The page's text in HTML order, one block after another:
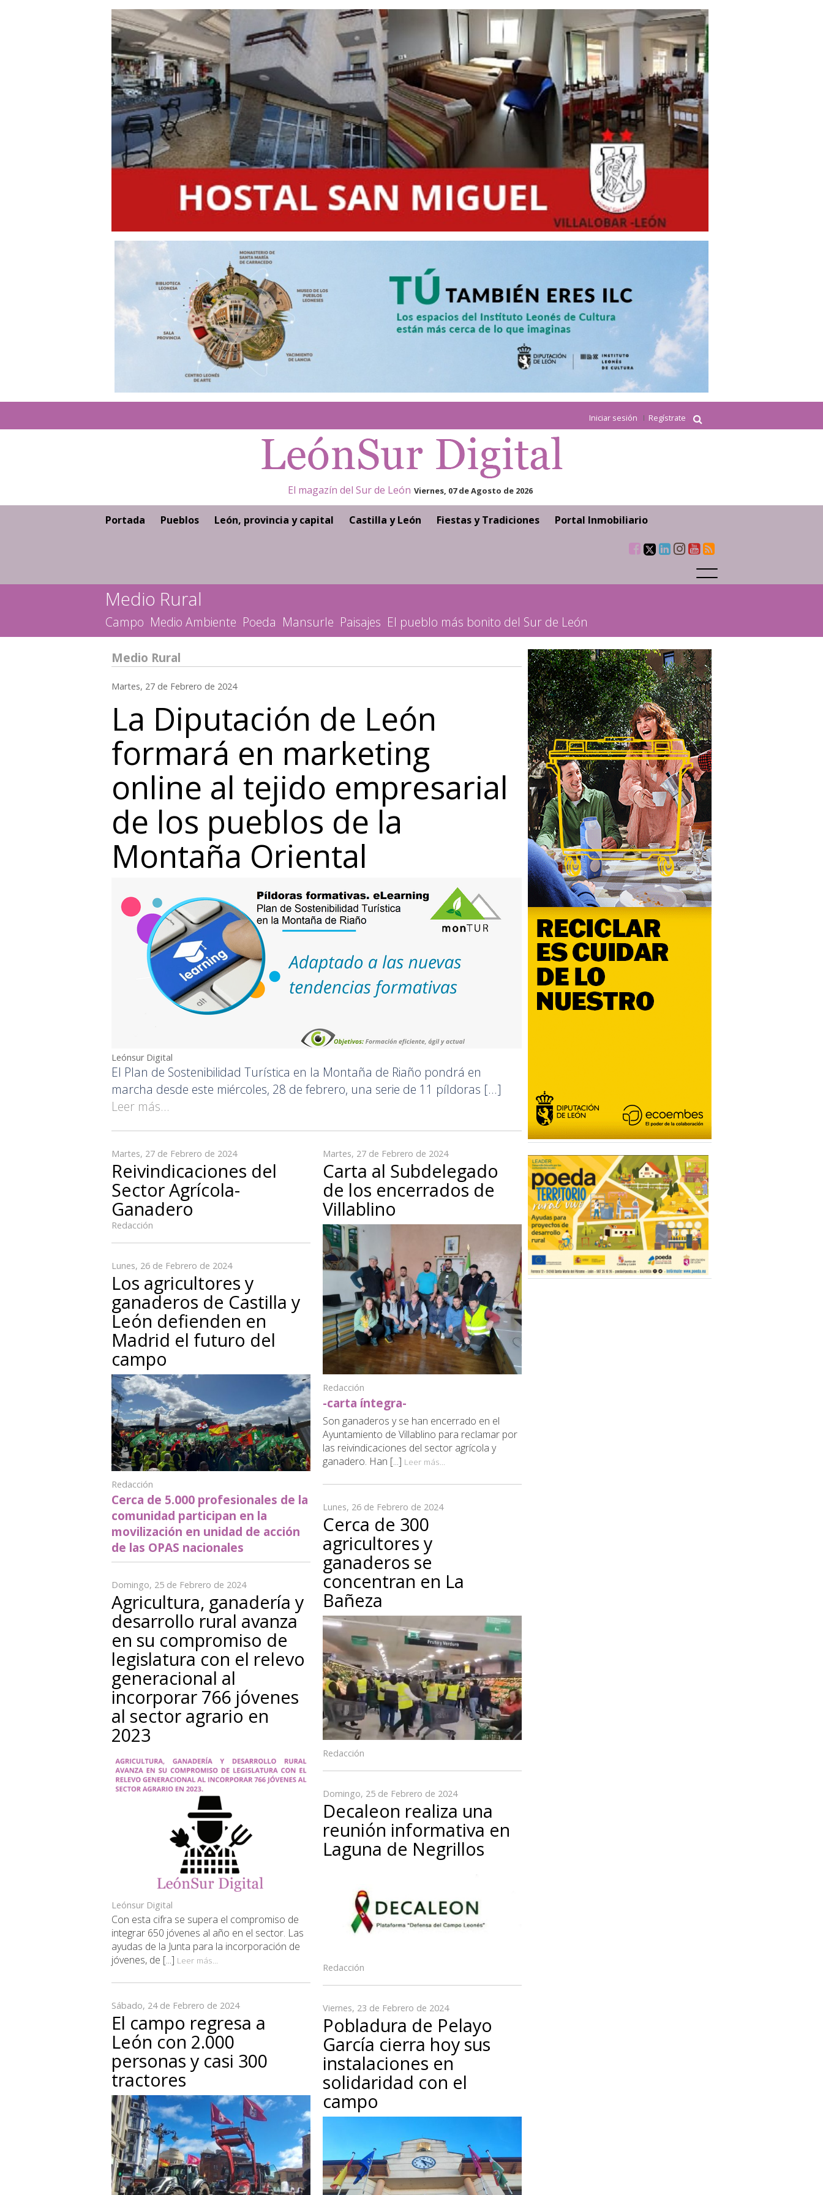
Iniciar sesión Regístrate
El magazín del Sur de León Viernes, 07 de Agosto de 2026
Portada Pueblos León, provincia y capital Castilla y León Fiestas y Tradiciones Portal Inmobiliario
Medio Rural
Campo Medio Ambiente Poeda Mansurle Paisajes El pueblo más bonito del Sur de León
Medio Rural
Martes, 27 de Febrero de 2024
La Diputación de León
formará en marketing
online al tejido empresarial
de los pueblos de la
Montaña Oriental
Leónsur Digital
El Plan de Sostenibilidad Turística en la Montaña de Riaño pondrá en
marcha desde este miércoles, 28 de febrero, una serie de 11 píldoras [...]
Leer más...
Martes, 27 de Febrero de 2024
Reivindicaciones del
Sector Agrícola-
Ganadero
Redacción
Lunes, 26 de Febrero de 2024
Los agricultores y
ganaderos de Castilla y
León defienden en
Madrid el futuro del
campo
Redacción
Cerca de 5.000 profesionales de la
comunidad participan en la
movilización en unidad de acción
de las OPAS nacionales
Domingo, 25 de Febrero de 2024
Agricultura, ganadería y
desarrollo rural avanza
en su compromiso de
legislatura con el relevo
generacional al
incorporar 766 jóvenes
al sector agrario en
2023
Leónsur Digital
Con esta cifra se supera el compromiso de
integrar 650 jóvenes al año en el sector. Las
ayudas de la Junta para la incorporación de
jóvenes, de [...] Leer más...
Sábado, 24 de Febrero de 2024
El campo regresa a
León con 2.000
personas y casi 300
tractores
Martes, 27 de Febrero de 2024
Carta al Subdelegado
de los encerrados de
Villablino
Redacción
-carta íntegra-
Son ganaderos y se han encerrado en el
Ayuntamiento de Villablino para reclamar por
las reivindicaciones del sector agrícola y
ganadero. Han [...] Leer más...
Lunes, 26 de Febrero de 2024
Cerca de 300
agricultores y
ganaderos se
concentran en La
Bañeza
Redacción
Domingo, 25 de Febrero de 2024
Decaleon realiza una
reunión informativa en
Laguna de Negrillos
Redacción
Viernes, 23 de Febrero de 2024
Pobladura de Pelayo
García cierra hoy sus
instalaciones en
solidaridad con el
campo